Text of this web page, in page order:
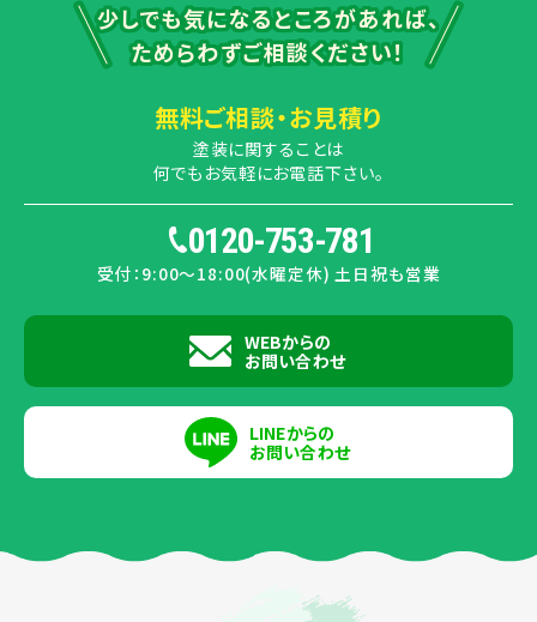
少しでも気になるところがあれば、
ためらわずご相談ください！
無料ご相談・お見積り
塗装に関することは
何でもお気軽にお電話下さい。
0120-753-781
受付：9:00〜18:00(水曜定休) 土日祝も営業
WEBからの
お問い合わせ
LINEからの
お問い合わせ